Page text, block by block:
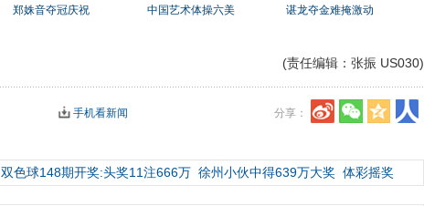
郑姝音夺冠庆祝 中国艺术体操六美 谌龙夺金难掩激动
(责任编辑：张振 US030)
分享：
手机看新闻
双色球148期开奖:头奖11注666万 徐州小伙中得639万大奖 体彩摇奖